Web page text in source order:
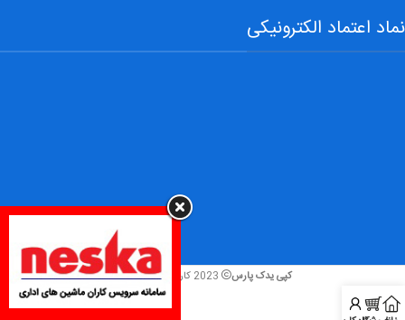
نماد اعتماد الکترونیکی
کپی یدک پارس ایرانشهر نت